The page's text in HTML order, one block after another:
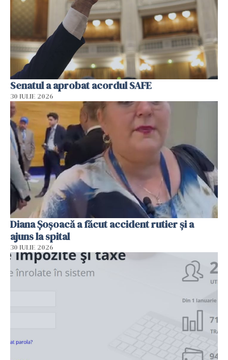
Senatul a aprobat acordul SAFE
30 IULIE 2026
Diana Șoșoacă a făcut accident rutier și a
ajuns la spital
30 IULIE 2026